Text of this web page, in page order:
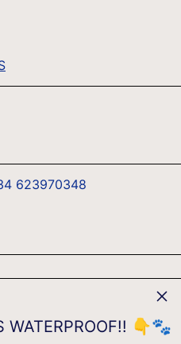
623970348
WATERPROOF!! 👇🐾